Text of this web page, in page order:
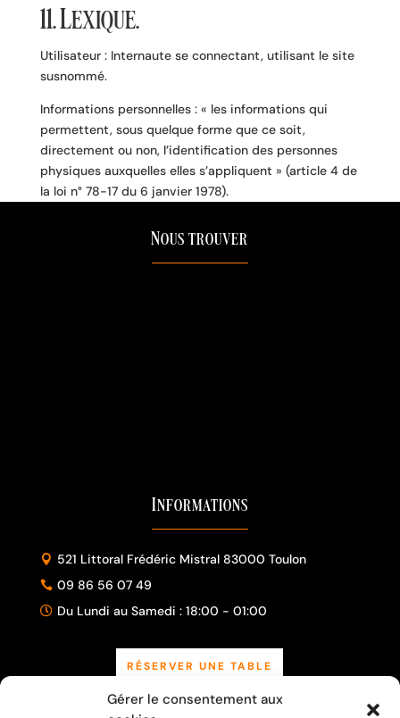
Gérer le consentement aux
11. Lexique.
Utilisateur : Internaute se connectant, utilisant le site
susnommé.
Informations personnelles : « les informations qui
permettent, sous quelque forme que ce soit,
directement ou non, l’identification des personnes
physiques auxquelles elles s’appliquent » (article 4 de
la loi n° 78-17 du 6 janvier 1978).
Nous trouver
Informations
 521 Littoral Frédéric Mistral 83000 Toulon
 09 86 56 07 49
 Du Lundi au Samedi : 18:00 - 01:00
RÉSERVER UNE TABLE